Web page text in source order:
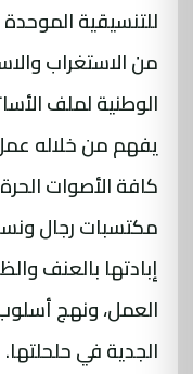
للتنسيقية
من الاستغراب
الوطنية لملف
يفهم من خلاله عمل
كافة الأصوات
مكتسبات رجال
إبادتها بالعنف
العمل، ونهج
الجدية في حلحلتها.